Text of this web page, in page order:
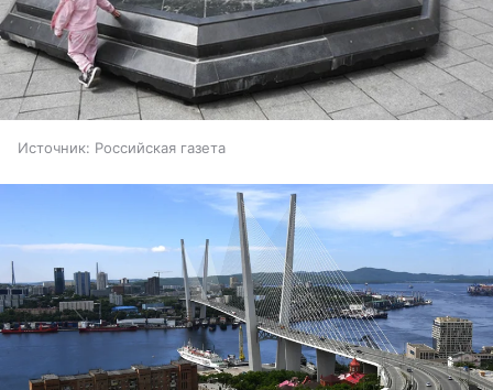
Источник: Российская газета